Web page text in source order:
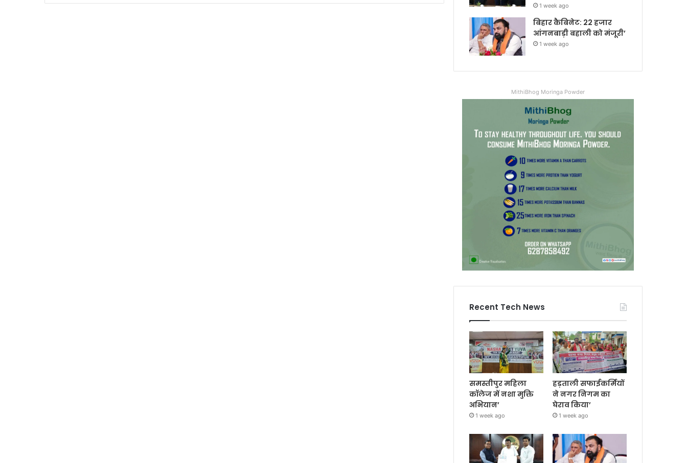
1 week ago
बिहार कैबिनेट: 22 हजार
आंगनबाड़ी बहाली को मंजूरी’
1 week ago
MithiBhog Moringa Powder
Recent Tech News
समस्तीपुर महिला
कॉलेज में नशा मुक्ति
अभियान’
1 week ago
हड़ताली सफाईकर्मियों
ने नगर निगम का
घेराव किया’
1 week ago